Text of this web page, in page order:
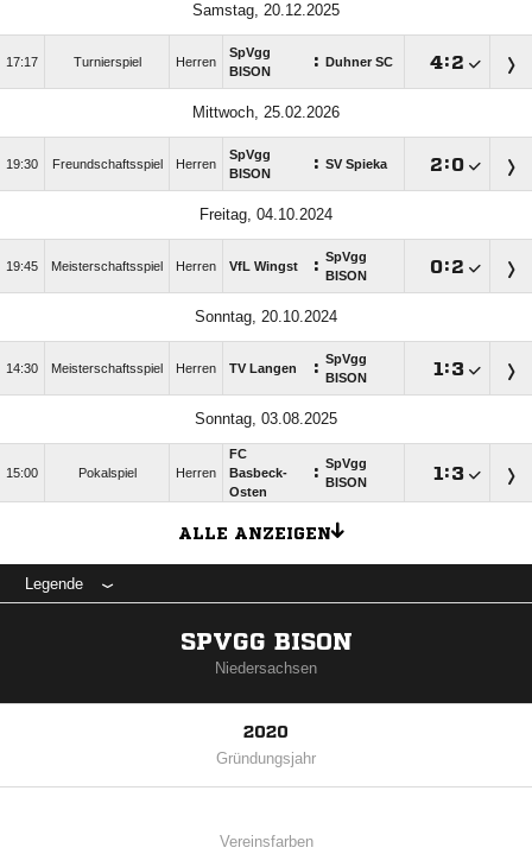
Samstag, 20.12.2025
17:17 Turnierspiel Herren
SpVgg
BISON
: Duhner SC :
Mittwoch, 25.02.2026
19:30 Freundschaftsspiel Herren
SpVgg
BISON
: SV Spieka :
Freitag, 04.10.2024
19:45 Meisterschaftsspiel Herren VfL Wingst : SpVgg
BISON
:
Sonntag, 20.10.2024
14:30 Meisterschaftsspiel Herren TV Langen : SpVgg
BISON
:
Sonntag, 03.08.2025
15:00 Pokalspiel Herren
FC
Basbeck-
Osten
: SpVgg
BISON
:
ALLE ANZEIGEN
Legende
SPVGG BISON
Niedersachsen
2020
Gründungsjahr
Vereinsfarben